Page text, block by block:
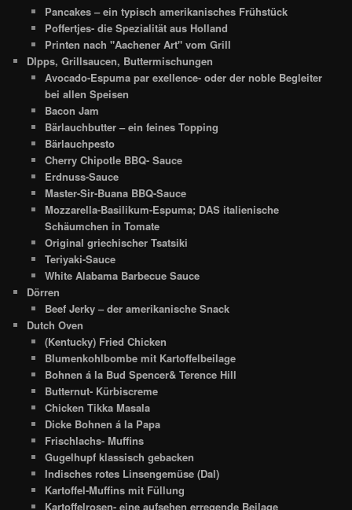
Pancakes – ein typisch amerikanisches Frühstück
Poffertjes- die Spezialität aus Holland
Printen nach "Aachener Art" vom Grill
DIpps, Grillsaucen, Buttermischungen
Avocado-Espuma par exellence- oder der noble Begleiter
bei allen Speisen
Bacon Jam
Bärlauchbutter – ein feines Topping
Bärlauchpesto
Cherry Chipotle BBQ- Sauce
Erdnuss-Sauce
Master-Sir-Buana BBQ-Sauce
Mozzarella-Basilikum-Espuma; DAS italienische
Schäumchen in Tomate
Original griechischer Tsatsiki
Teriyaki-Sauce
White Alabama Barbecue Sauce
Dörren
Beef Jerky – der amerikanische Snack
Dutch Oven
(Kentucky) Fried Chicken
Blumenkohlbombe mit Kartoffelbeilage
Bohnen á la Bud Spencer& Terence Hill
Butternut- Kürbiscreme
Chicken Tikka Masala
Dicke Bohnen á la Papa
Frischlachs- Muffins
Gugelhupf klassisch gebacken
Indisches rotes Linsengemüse (Dal)
Kartoffel-Muffins mit Füllung
Kartoffelrosen- eine aufsehen erregende Beilage